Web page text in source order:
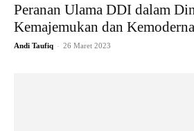
Peranan Ulama DDI dalam
Kemajemukan dan
Andi Taufiq - 26 Maret 2023